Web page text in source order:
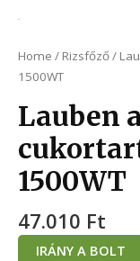
Home / Rizsfőző/
1500WT
Lauben
1500WT
47.010 Ft
IRÁNY A BOLT